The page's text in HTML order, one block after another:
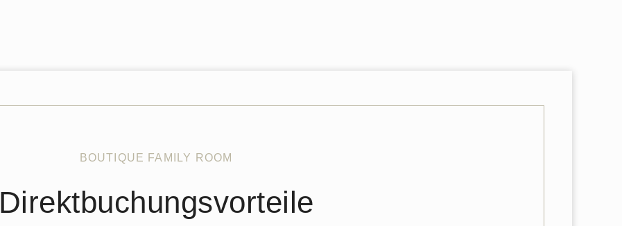
BOUTIQUE FAMILY ROOM
Direktbuchungsvorteile